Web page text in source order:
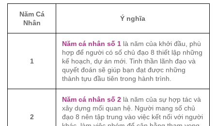
Năm Cá
Nhân
Ý nghĩa
1
Năm cá nhân số 1 là năm của khởi đầu, phù
hợp để người có số chủ đạo 8 thiết lập những
kế hoạch, dự án mới. Tinh thần lãnh đạo và
quyết đoán sẽ giúp bạn đạt được những
thành tựu đầu tiên trong hành trình.
2
Năm cá nhân số 2 là năm của sự hợp tác và
xây dựng mối quan hệ. Người mang số chủ
đạo 8 nên tập trung vào việc kết nối với người